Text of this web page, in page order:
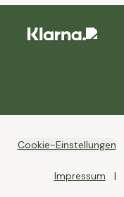
Cookie-Einstellungen
Impressum